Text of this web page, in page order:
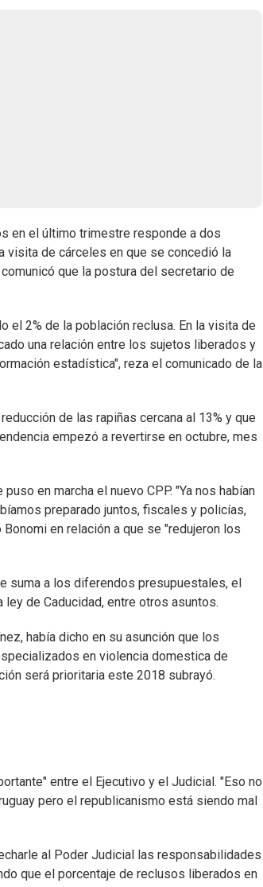
en el último trimestre responde a dos
visita de cárceles en que se concedió la
que la postura del secretario de
2% de la población reclusa. En la visita de
una relación entre los sujetos liberados y
estadística", reza el comunicado de la
de las rapiñas cercana al 13% y que
empezó a revertirse en octubre, mes
en marcha el nuevo CPP. "Ya nos habían
preparado juntos, fiscales y policías,
en relación a que se "redujeron los
suma a los diferendos presupuestales, el
de Caducidad, entre otros asuntos.
había dicho en su asunción que los
en violencia domestica de
será prioritaria este 2018 subrayó.
entre el Ejecutivo y el Judicial. "Eso no
pero el republicanismo está siendo mal
al Poder Judicial las responsabilidades
que el porcentaje de reclusos liberados en